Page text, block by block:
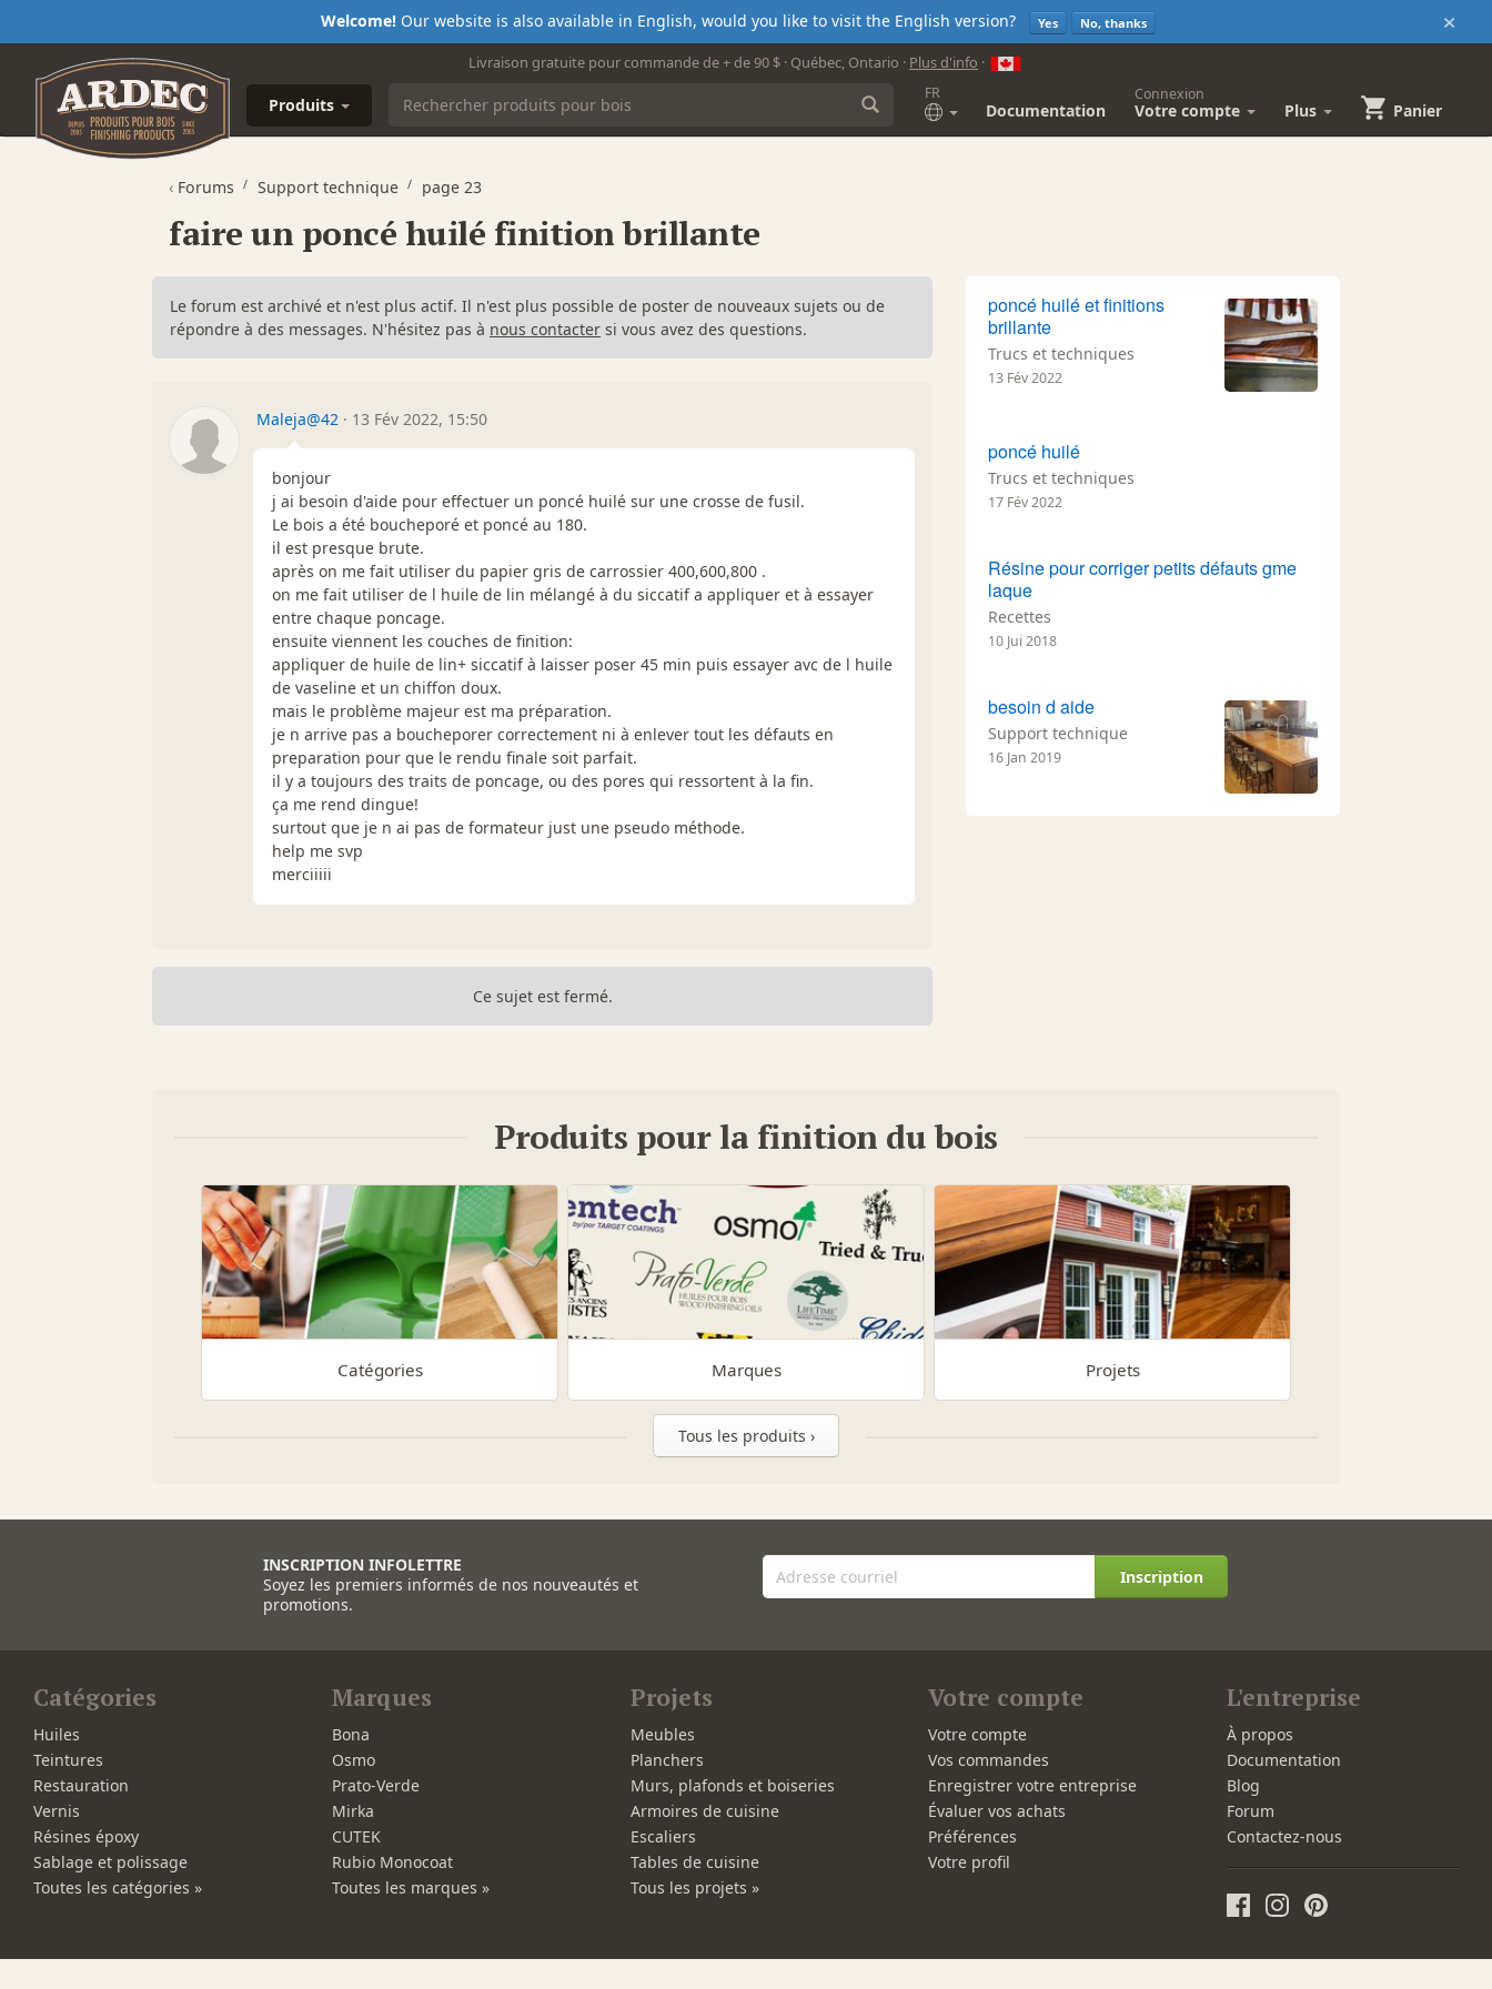
×
Welcome!Our website is also available in English, would you like to visit the English version? Yes No, thanks
Livraison gratuite pour commande de + de 90 $ · Québec, Ontario · Plus d'info ·
Produits
FR
Documentation
Connexion
Votre compte Plus Panier
‹ Forums Support technique page 23
faire un poncé huilé finition brillante
Le forum est archivé et n'est plus actif. Il n'est plus possible de poster de nouveaux sujets ou de
répondre à des messages. N'hésitez pas à nous contacter si vous avez des questions.
Maleja@42 · 13 Fév 2022, 15:50
bonjour
j ai besoin d'aide pour effectuer un poncé huilé sur une crosse de fusil.
Le bois a été boucheporé et poncé au 180.
il est presque brute.
après on me fait utiliser du papier gris de carrossier 400,600,800 .
on me fait utiliser de l huile de lin mélangé à du siccatif a appliquer et à essayer
entre chaque poncage.
ensuite viennent les couches de finition:
appliquer de huile de lin+ siccatif à laisser poser 45 min puis essayer avc de l huile
de vaseline et un chiffon doux.
mais le problème majeur est ma préparation.
je n arrive pas a boucheporer correctement ni à enlever tout les défauts en
preparation pour que le rendu finale soit parfait.
il y a toujours des traits de poncage, ou des pores qui ressortent à la fin.
ça me rend dingue!
surtout que je n ai pas de formateur just une pseudo méthode.
help me svp
merciiiii
Ce sujet est fermé.
poncé huilé et finitions
brillante
Trucs et techniques
13 Fév 2022
poncé huilé
Trucs et techniques
17 Fév 2022
Résine pour corriger petits défauts gme
laque
Recettes
10 Jui 2018
besoin d aide
Support technique
16 Jan 2019
Produits pour la finition du bois
Catégories Marques Projets
Tous les produits ›
INSCRIPTION INFOLETTRE
Soyez les premiers informés de nos nouveautés et
promotions.
Inscription
Catégories
Huiles
Teintures
Restauration
Vernis
Résines époxy
Sablage et polissage
Toutes les catégories »
Marques
Bona
Osmo
Prato-Verde
Mirka
CUTEK
Rubio Monocoat
Toutes les marques »
Projets
Meubles
Planchers
Murs, plafonds et boiseries
Armoires de cuisine
Escaliers
Tables de cuisine
Tous les projets »
Votre compte
Votre compte
Vos commandes
Enregistrer votre entreprise
Évaluer vos achats
Préférences
Votre profil
L'entreprise
À propos
Documentation
Blog
Forum
Contactez-nous